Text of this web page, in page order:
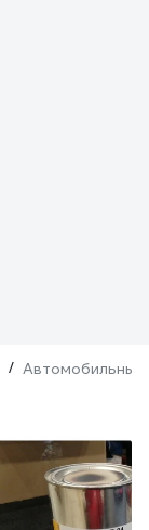
/ Автомобильные